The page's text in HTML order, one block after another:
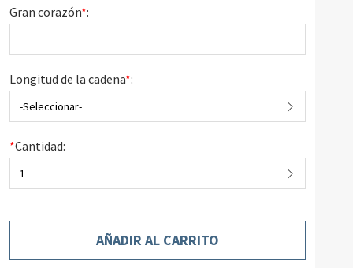
Gran corazón*:
Longitud de la cadena*:
-Seleccionar-
*Cantidad:
1
AÑADIR AL CARRITO